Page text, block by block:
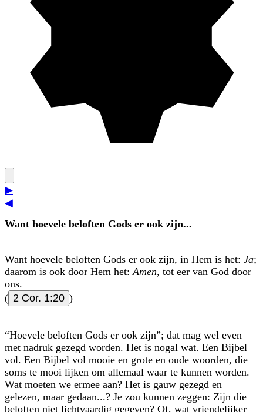
▶
◀
Want hoevele beloften Gods er ook zijn...
Want hoevele beloften Gods er ook zijn, in Hem is het: Ja;
daarom is ook door Hem het: Amen, tot eer van God door
ons.
( 2 Cor. 1:20 )
Hoevele beloften Gods er ook zijn ; dat mag wel even
met nadruk gezegd worden. Het is nogal wat. Een Bijbel
vol. Een Bijbel vol mooie en grote en oude woorden, die
soms te mooi lijken om allemaal waar te kunnen worden.
Wat moeten we ermee aan? Het is gauw gezegd en
gelezen, maar gedaan...? Je zou kunnen zeggen: Zijn die
beloften niet lichtvaardig gegeven? Of, wat vriendelijker